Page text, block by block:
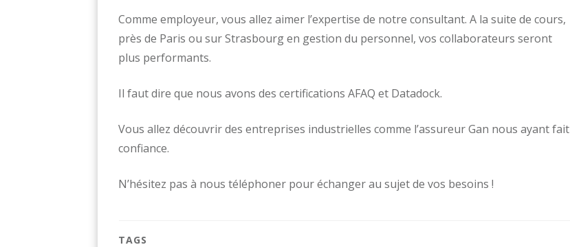
Comme employeur, vous allez aimer l’expertise de notre consultant. A la suite de cours,
près de Paris ou sur Strasbourg en gestion du personnel, vos collaborateurs seront
plus performants.
Il faut dire que nous avons des certifications AFAQ et Datadock.
Vous allez découvrir des entreprises industrielles comme l’assureur Gan nous ayant fait
confiance.
N’hésitez pas à nous téléphoner pour échanger au sujet de vos besoins !
TAGS